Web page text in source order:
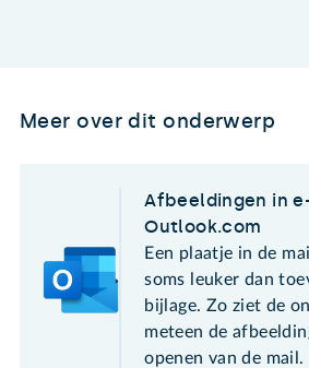
Meer over dit onderwerp
Afbeeldingen in
Outlook.com
Een plaatje in de
soms leuker dan
bijlage. Zo ziet de
meteen de
openen van de mail.